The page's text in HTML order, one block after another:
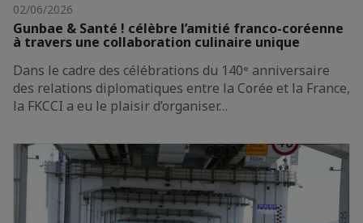
02/06/2026
Gunbae & Santé ! célèbre l’amitié franco-coréenne
à travers une collaboration culinaire unique
Dans le cadre des célébrations du 140ᵉ anniversaire
des relations diplomatiques entre la Corée et la France,
la FKCCI a eu le plaisir d’organiser…